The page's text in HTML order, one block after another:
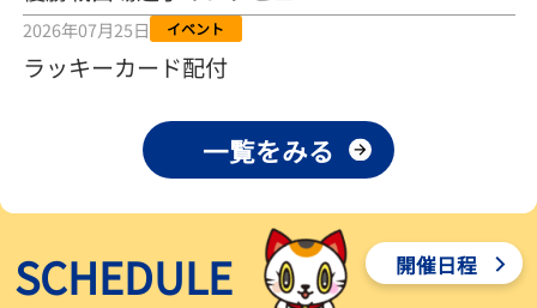
2026年08月03日
【ボートレース】荒木颯斗が地元唯一の優出！３号艇でデビュー初
Ｖ狙う「自分の好きな感じになっている」～とこなめルーキーＳ
【ボートレース】訓練中の大けが乗り越えデビューした宮崎心之介
が初Ｖ王手「１枠なら負けないと思います」～とこなめルーキーＳ
2026年08月03日
【常滑ボート・ルーキーＳ】津田陸翔はリング交換で気配一変「初
優勝目指して頑張ります」
2026年07月25日 イベント
ラッキーカード配付
一覧をみる
SCHEDULE 開催日程